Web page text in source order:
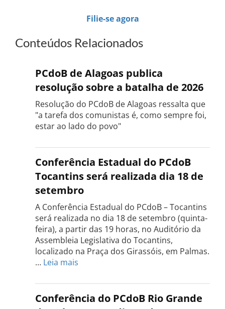
Filie-se agora
Conteúdos Relacionados
PCdoB de Alagoas publica
resolução sobre a batalha de 2026
Resolução do PCdoB de Alagoas ressalta que
"a tarefa dos comunistas é, como sempre foi,
estar ao lado do povo"
Conferência Estadual do PCdoB
Tocantins será realizada dia 18 de
setembro
A Conferência Estadual do PCdoB – Tocantins
será realizada no dia 18 de setembro (quinta-
feira), a partir das 19 horas, no Auditório da
Assembleia Legislativa do Tocantins,
localizado na Praça dos Girassóis, em Palmas.
… Leia mais
Estadual
do
PCdoB
Conferência do PCdoB Rio Grande